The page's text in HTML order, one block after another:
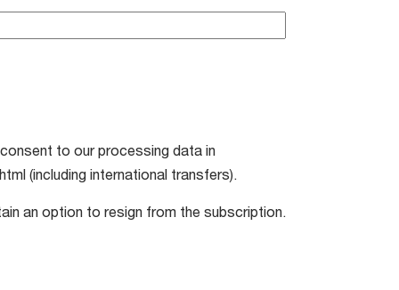
to our processing data in
(including international transfers).
an option to resign from the subscription.